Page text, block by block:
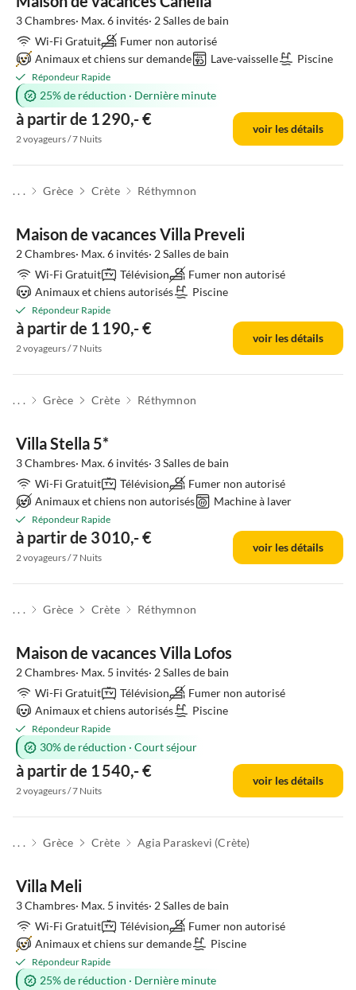
3 Chambres· Max. 6 invités· 2 Salles de bain
Wi-Fi Gratuit
Fumer non autorisé
Animaux et chiens sur demande
Lave-vaisselle Piscine
Répondeur Rapide
25% de réduction · Dernière minute
à partir de 1 290,- €
2 voyageurs / 7 Nuits
voir les détails
. . . Grèce Crète Réthymnon
Maison de vacances Villa Preveli
2 Chambres· Max. 6 invités· 2 Salles de bain
Wi-Fi Gratuit
Télévision
Fumer non autorisé
Animaux et chiens autorisés
Piscine
Répondeur Rapide
à partir de 1 190,- €
2 voyageurs / 7 Nuits
voir les détails
. . . Grèce Crète Réthymnon
Villa Stella 5*
3 Chambres· Max. 6 invités· 3 Salles de bain
Wi-Fi Gratuit
Télévision
Fumer non autorisé
Animaux et chiens non autorisés
Machine à laver
Répondeur Rapide
à partir de 3 010,- €
2 voyageurs / 7 Nuits
voir les détails
. . . Grèce Crète Réthymnon
Maison de vacances Villa Lofos
2 Chambres· Max. 5 invités· 2 Salles de bain
Wi-Fi Gratuit
Télévision
Fumer non autorisé
Animaux et chiens autorisés
Piscine
Répondeur Rapide
30% de réduction · Court séjour
à partir de 1 540,- €
2 voyageurs / 7 Nuits
voir les détails
. . . Grèce Crète Agia Paraskevi (Crète)
Villa Meli
3 Chambres· Max. 5 invités· 2 Salles de bain
Wi-Fi Gratuit
Télévision
Fumer non autorisé
Animaux et chiens sur demande
Piscine
Répondeur Rapide
25% de réduction · Dernière minute